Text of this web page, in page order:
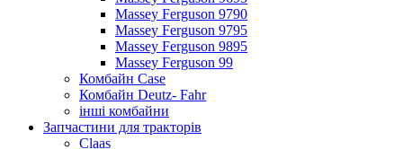
Massey Ferguson 9790
Massey Ferguson 9795
Massey Ferguson 9895
Massey Ferguson 99
Комбайн Case
Комбайн Deutz- Fahr
інші комбайни
Запчастини для тракторів
Claas